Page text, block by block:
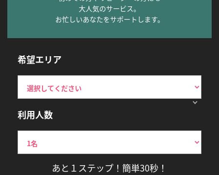
大人気のサービス。
お忙しいあなたをサポートします。
希望エリア
利用人数
あと１ステップ！簡単30秒！